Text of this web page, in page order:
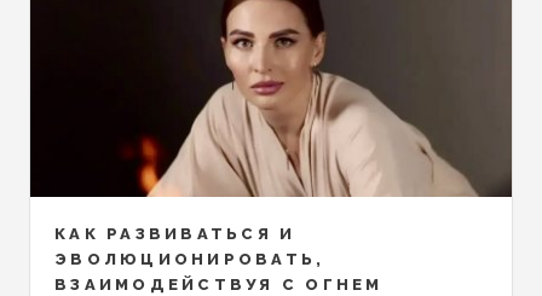
КАК РАЗВИВАТЬСЯ И
ЭВОЛЮЦИОНИРОВАТЬ,
ВЗАИМОДЕЙСТВУЯ С ОГНЕМ